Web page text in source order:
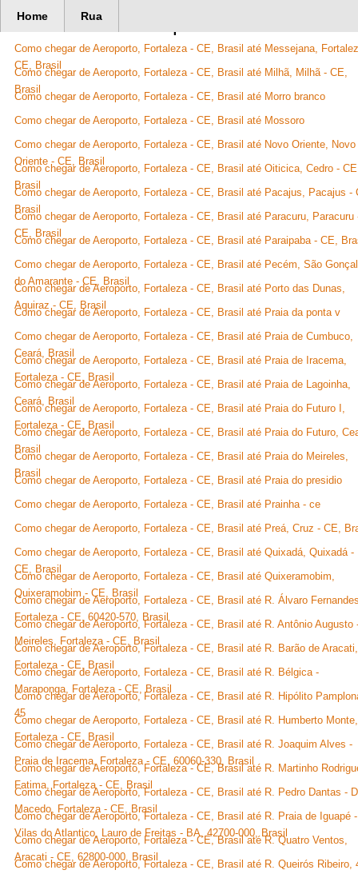
Home Rua
367177 Rotas disponíveis
Como chegar de Aeroporto, Fortaleza - CE, Brasil até Messejana,
CE, Brasil
Como chegar de Aeroporto, Fortaleza - CE, Brasil até Milhã, Milhã - CE,
Brasil
Como chegar de Aeroporto, Fortaleza - CE, Brasil até Morro branco
Como chegar de Aeroporto, Fortaleza - CE, Brasil até Mossoro
Como chegar de Aeroporto, Fortaleza - CE, Brasil até Novo Oriente, Novo
Oriente - CE, Brasil
Como chegar de Aeroporto, Fortaleza - CE, Brasil até Oiticica, Cedro -
Brasil
Como chegar de Aeroporto, Fortaleza - CE, Brasil até Pacajus, Pacajus -
Brasil
Como chegar de Aeroporto, Fortaleza - CE, Brasil até Paracuru, Paracuru
CE, Brasil
Como chegar de Aeroporto, Fortaleza - CE, Brasil até Paraipaba - CE,
Como chegar de Aeroporto, Fortaleza - CE, Brasil até Pecém, São
do Amarante - CE, Brasil
Como chegar de Aeroporto, Fortaleza - CE, Brasil até Porto das Dunas,
Aquiraz - CE, Brasil
Como chegar de Aeroporto, Fortaleza - CE, Brasil até Praia da ponta v
Como chegar de Aeroporto, Fortaleza - CE, Brasil até Praia de Cumbuco,
Ceará, Brasil
Como chegar de Aeroporto, Fortaleza - CE, Brasil até Praia de Iracema,
Fortaleza - CE, Brasil
Como chegar de Aeroporto, Fortaleza - CE, Brasil até Praia de Lagoinha,
Ceará, Brasil
Como chegar de Aeroporto, Fortaleza - CE, Brasil até Praia do Futuro I,
Fortaleza - CE, Brasil
Como chegar de Aeroporto, Fortaleza - CE, Brasil até Praia do Futuro,
Brasil
Como chegar de Aeroporto, Fortaleza - CE, Brasil até Praia do Meireles,
Brasil
Como chegar de Aeroporto, Fortaleza - CE, Brasil até Praia do presidio
Como chegar de Aeroporto, Fortaleza - CE, Brasil até Prainha - ce
Como chegar de Aeroporto, Fortaleza - CE, Brasil até Preá, Cruz - CE,
Como chegar de Aeroporto, Fortaleza - CE, Brasil até Quixadá, Quixadá -
CE, Brasil
Como chegar de Aeroporto, Fortaleza - CE, Brasil até Quixeramobim,
Quixeramobim - CE, Brasil
Como chegar de Aeroporto, Fortaleza - CE, Brasil até R. Álvaro
Fortaleza - CE, 60420-570, Brasil
Como chegar de Aeroporto, Fortaleza - CE, Brasil até R. Antônio Augusto
Meireles, Fortaleza - CE, Brasil
Como chegar de Aeroporto, Fortaleza - CE, Brasil até R. Barão de Aracati,
Fortaleza - CE, Brasil
Como chegar de Aeroporto, Fortaleza - CE, Brasil até R. Bélgica -
Maraponga, Fortaleza - CE, Brasil
Como chegar de Aeroporto, Fortaleza - CE, Brasil até R. Hipólito
45
Como chegar de Aeroporto, Fortaleza - CE, Brasil até R. Humberto Monte,
Fortaleza - CE, Brasil
Como chegar de Aeroporto, Fortaleza - CE, Brasil até R. Joaquim Alves -
Praia de Iracema, Fortaleza - CE, 60060-330, Brasil
Como chegar de Aeroporto, Fortaleza - CE, Brasil até R. Martinho
Fatima, Fortaleza - CE, Brasil
Como chegar de Aeroporto, Fortaleza - CE, Brasil até R. Pedro Dantas -
Macedo, Fortaleza - CE, Brasil
Como chegar de Aeroporto, Fortaleza - CE, Brasil até R. Praia de Iguapé -
Vilas do Atlantico, Lauro de Freitas - BA, 42700-000, Brasil
Como chegar de Aeroporto, Fortaleza - CE, Brasil até R. Quatro Ventos,
Aracati - CE, 62800-000, Brasil
Como chegar de Aeroporto, Fortaleza - CE, Brasil até R. Queirós Ribeiro,